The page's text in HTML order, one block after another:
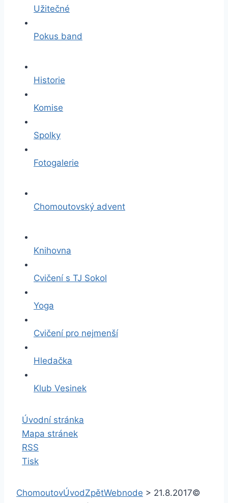
Užitečné
Pokus band
Historie
Komise
Spolky
Fotogalerie
Chomoutovský advent
Knihovna
Cvičení s TJ Sokol
Yoga
Cvičení pro nejmenší
Hledačka
Klub Vesinek
Úvodní stránka
Mapa stránek
RSS
Tisk
ChomoutovÚvodZpětWebnode > 21.8.2017©